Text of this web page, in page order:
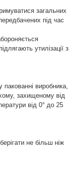
загальних
під час
утилізації з
виробника,
захищеному від
від 0° до 25
не більш ніж